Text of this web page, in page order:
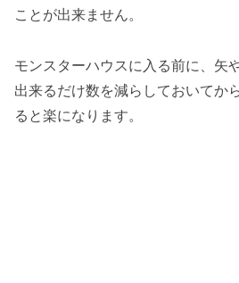
ことが出来ません。
モンスターハウスに入る前に、矢
出来るだけ数を減らしておいてか
ると楽になります。